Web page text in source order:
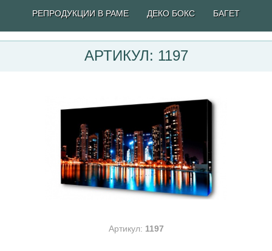
РЕПРОДУКЦИИ В РАМЕ ДЕКО БОКС БАГЕТ
АРТИКУЛ: 1197
Артикул: 1197